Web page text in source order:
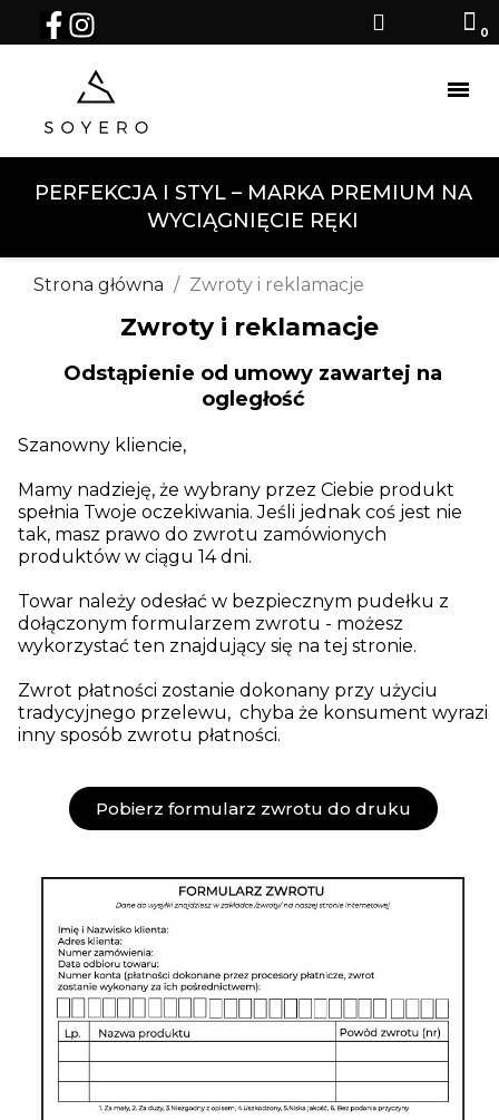
PERFEKCJA I STYL – MARKA PREMIUM NA
WYCIĄGNIĘCIE RĘKI
Strona główna Zwroty i reklamacje
Zwroty i reklamacje
Odstąpienie od umowy zawartej na
ogległość
Szanowny kliencie,
Mamy nadzieję, że wybrany przez Ciebie produkt
spełnia Twoje oczekiwania. Jeśli jednak coś jest nie
tak, masz prawo do zwrotu zamówionych
produktów w ciągu 14 dni.
Towar należy odesłać w bezpiecznym pudełku z
dołączonym formularzem zwrotu - możesz
wykorzystać ten znajdujący się na tej stronie.
Zwrot płatności zostanie dokonany przy użyciu
tradycyjnego przelewu, chyba że konsument wyrazi
inny sposób zwrotu płatności.
Pobierz formularz zwrotu do druku